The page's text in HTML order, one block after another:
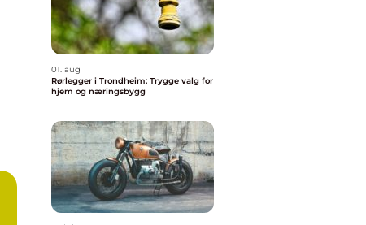
01. aug
Rørlegger i Trondheim: Trygge valg for
hjem og næringsbygg